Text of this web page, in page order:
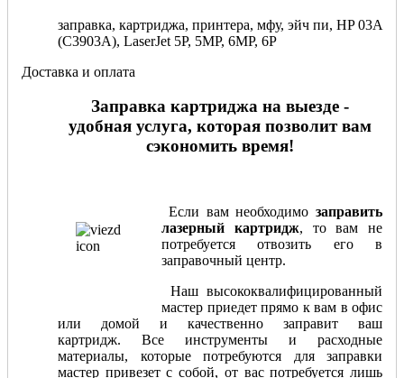
заправка, картриджа, принтера, мфу, эйч пи, HP 03A
(C3903A), LaserJet 5P, 5MP, 6MP, 6P
Доставка и оплата
Заправка картриджа на выезде -
удобная услуга, которая позволит вам
сэкономить время!
Если вам необходимо заправить
лазерный картридж, то вам не
потребуется отвозить его в
заправочный центр.
Наш высококвалифицированный
мастер приедет прямо к вам в офис
или домой и качественно заправит ваш
картридж. Все инструменты и расходные
материалы, которые потребуются для заправки
мастер привезет с собой, от вас потребуется лишь